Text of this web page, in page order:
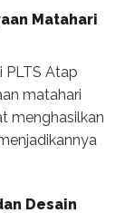
Matahari
PLTS Atap
matahari
menghasilkan
Desain